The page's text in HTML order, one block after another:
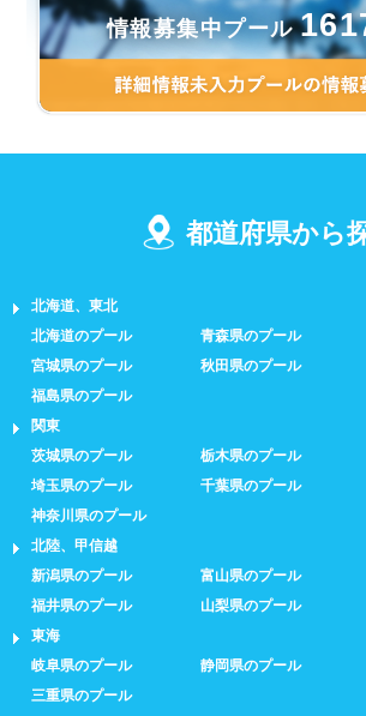
情報募集中プール
都道府県から
北海道、東北
北海道のプール
青森県のプール
宮城県のプール
秋田県のプール
福島県のプール
関東
茨城県のプール
栃木県のプール
埼玉県のプール
千葉県のプール
神奈川県のプール
北陸、甲信越
新潟県のプール
富山県のプール
福井県のプール
山梨県のプール
東海
岐阜県のプール
静岡県のプール
三重県のプール